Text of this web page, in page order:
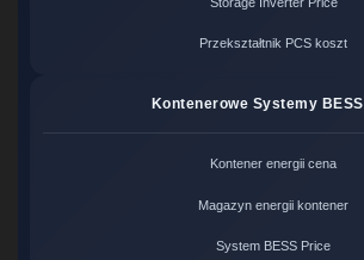
Przekształtnik PCS koszt
Kontenerowe Systemy BESS
Kontener energii cena
Magazyn energii kontener
System BESS Price